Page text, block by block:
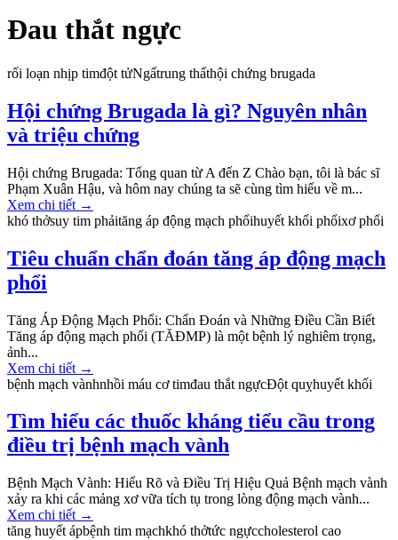
Đau thắt ngực
rối loạn nhịp timđột tửNgấtrung thấthội chứng brugada
Hội chứng Brugada là gì? Nguyên nhân
và triệu chứng
Hội chứng Brugada: Tổng quan từ A đến Z Chào bạn, tôi là bác sĩ
Phạm Xuân Hậu, và hôm nay chúng ta sẽ cùng tìm hiểu về m...
Xem chi tiết →
khó thởsuy tim phảităng áp động mạch phổihuyết khối phổixơ phổi
Tiêu chuẩn chẩn đoán tăng áp động mạch
phổi
Tăng Áp Động Mạch Phổi: Chẩn Đoán và Những Điều Cần Biết
Tăng áp động mạch phổi (TĂĐMP) là một bệnh lý nghiêm trọng,
ảnh...
Xem chi tiết →
bệnh mạch vànhnhồi máu cơ timđau thắt ngựcĐột quỵhuyết khối
Tìm hiểu các thuốc kháng tiểu cầu trong
điều trị bệnh mạch vành
Bệnh Mạch Vành: Hiểu Rõ và Điều Trị Hiệu Quả Bệnh mạch vành
xảy ra khi các mảng xơ vữa tích tụ trong lòng động mạch vành...
Xem chi tiết →
tăng huyết ápbệnh tim mạchkhó thởtức ngựccholesterol cao